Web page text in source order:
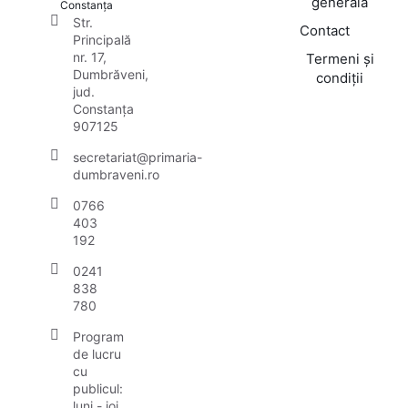
Constanța
Str.
Principală
nr. 17,
Dumbrăveni,
jud.
Constanța
907125
secretariat@primaria-
dumbraveni.ro
0766
403
192
0241
838
780
Program
de lucru
cu
publicul:
Contact
Termeni și
condiții